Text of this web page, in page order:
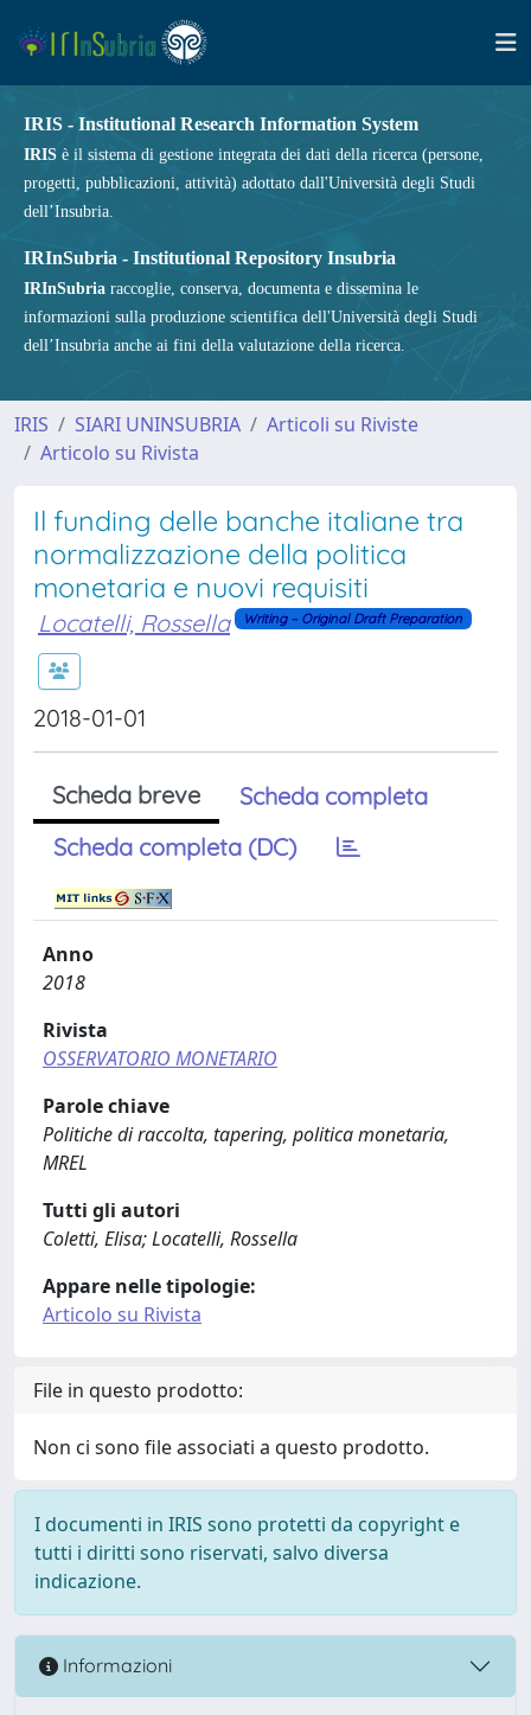
IRIS - Institutional Research Information System
IRIS è il sistema di gestione integrata dei dati della ricerca (persone,
progetti, pubblicazioni, attività) adottato dall'Università degli Studi
dell’Insubria.
IRInSubria - Institutional Repository Insubria
IRInSubria raccoglie, conserva, documenta e dissemina le
informazioni sulla produzione scientifica dell'Università degli Studi
dell’Insubria anche ai fini della valutazione della ricerca.
IRIS SIARI UNINSUBRIA
Articoli su Riviste
Articolo su Rivista
Il funding delle banche italiane tra
normalizzazione della politica
monetaria e nuovi requisiti
Locatelli, Rossella Writing – Original Draft Preparation
2018-01-01
Scheda breve
Scheda completa
Scheda completa (DC)
Anno
2018
Rivista
OSSERVATORIO MONETARIO
Parole chiave
Politiche di raccolta, tapering, politica monetaria,
MREL
Tutti gli autori
Coletti, Elisa; Locatelli, Rossella
Appare nelle tipologie:
Articolo su Rivista
File in questo prodotto:
Non ci sono file associati a questo prodotto.
I documenti in IRIS sono protetti da copyright e
tutti i diritti sono riservati, salvo diversa
indicazione.
Informazioni